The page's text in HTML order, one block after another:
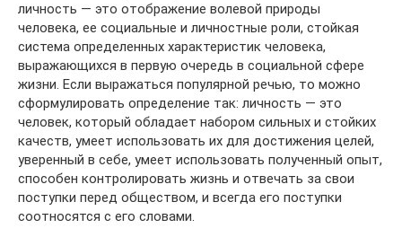
личность — это отображение волевой природы
человека, ее социальные и личностные роли, стойкая
система определенных характеристик человека,
выражающихся в первую очередь в социальной сфере
жизни. Если выражаться популярной речью, то можно
сформулировать определение так: личность — это
человек, который обладает набором сильных и стойких
качеств, умеет использовать их для достижения целей,
уверенный в себе, умеет использовать полученный опыт,
способен контролировать жизнь и отвечать за свои
поступки перед обществом, и всегда его поступки
соотносятся с его словами.